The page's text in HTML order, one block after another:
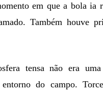
em que a bola ia
Também houve
tensa não era
entorno do campo.